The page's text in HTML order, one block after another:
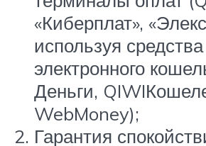
«Киберплат»,
используя
электронного
Деньги,
WebMoney);
Гарантия